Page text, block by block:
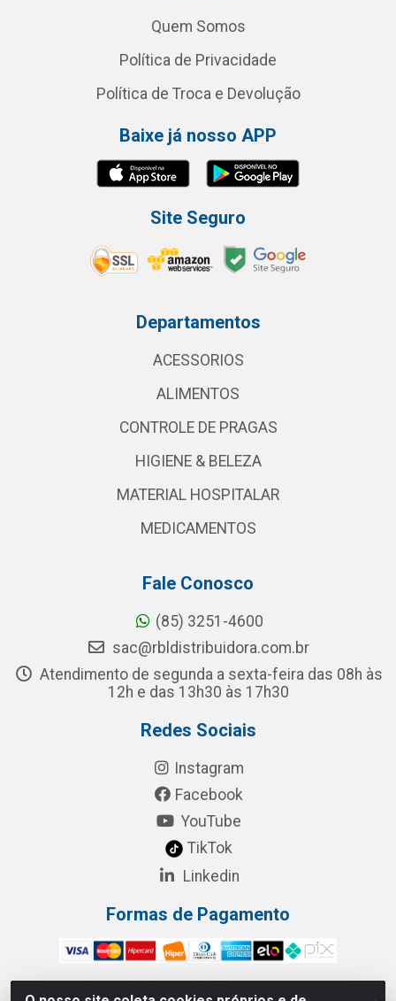
Quem Somos
Política de Privacidade
Política de Troca e Devolução
Baixe já nosso APP
Site Seguro
Departamentos
ACESSORIOS
ALIMENTOS
CONTROLE DE PRAGAS
HIGIENE & BELEZA
MATERIAL HOSPITALAR
MEDICAMENTOS
Fale Conosco
(85) 3251-4600
sac@rbldistribuidora.com.br
Atendimento de segunda a sexta-feira das 08h às
12h e das 13h30 às 17h30
Redes Sociais
Instagram
Facebook
YouTube
TikTok
Linkedin
Formas de Pagamento